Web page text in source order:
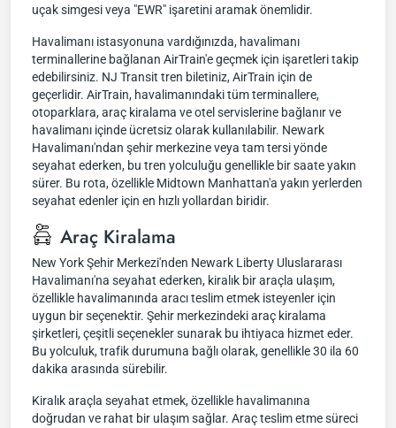
uçak simgesi veya "EWR" işaretini aramak önemlidir.
Havalimanı istasyonuna vardığınızda, havalimanı
terminallerine bağlanan AirTrain'e geçmek için işaretleri takip
edebilirsiniz. NJ Transit tren biletiniz, AirTrain için de
geçerlidir. AirTrain, havalimanındaki tüm terminallere,
otoparklara, araç kiralama ve otel servislerine bağlanır ve
havalimanı içinde ücretsiz olarak kullanılabilir. Newark
Havalimanı'ndan şehir merkezine veya tam tersi yönde
seyahat ederken, bu tren yolculuğu genellikle bir saate yakın
sürer. Bu rota, özellikle Midtown Manhattan'a yakın yerlerden
seyahat edenler için en hızlı yollardan biridir.
Araç Kiralama
New York Şehir Merkezi'nden Newark Liberty Uluslararası
Havalimanı'na seyahat ederken, kiralık bir araçla ulaşım,
özellikle havalimanında aracı teslim etmek isteyenler için
uygun bir seçenektir. Şehir merkezindeki araç kiralama
şirketleri, çeşitli seçenekler sunarak bu ihtiyaca hizmet eder.
Bu yolculuk, trafik durumuna bağlı olarak, genellikle 30 ila 60
dakika arasında sürebilir.
Kiralık araçla seyahat etmek, özellikle havalimanına
doğrudan ve rahat bir ulaşım sağlar. Araç teslim etme süreci